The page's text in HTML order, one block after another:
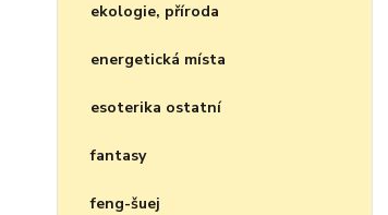
ekologie, příroda
energetická místa
esoterika ostatní
fantasy
feng-šuej